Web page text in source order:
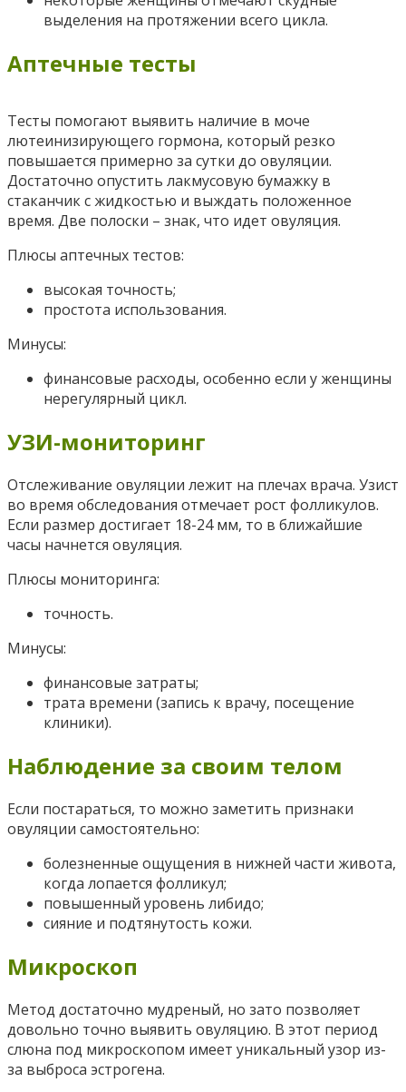
выделения на протяжении всего цикла.
Аптечные тесты
Тесты помогают выявить наличие в моче
лютеинизирующего гормона, который резко
повышается примерно за сутки до овуляции.
Достаточно опустить лакмусовую бумажку в
стаканчик с жидкостью и выждать положенное
время. Две полоски – знак, что идет овуляция.
Плюсы аптечных тестов:
высокая точность;
простота использования.
Минусы:
финансовые расходы, особенно если у женщины
нерегулярный цикл.
УЗИ-мониторинг
Отслеживание овуляции лежит на плечах врача. Узист
во время обследования отмечает рост фолликулов.
Если размер достигает 18-24 мм, то в ближайшие
часы начнется овуляция.
Плюсы мониторинга:
точность.
Минусы:
финансовые затраты;
трата времени (запись к врачу, посещение
клиники).
Наблюдение за своим телом
Если постараться, то можно заметить признаки
овуляции самостоятельно:
болезненные ощущения в нижней части живота,
когда лопается фолликул;
повышенный уровень либидо;
сияние и подтянутость кожи.
Микроскоп
Метод достаточно мудреный, но зато позволяет
довольно точно выявить овуляцию. В этот период
слюна под микроскопом имеет уникальный узор из-
за выброса эстрогена.